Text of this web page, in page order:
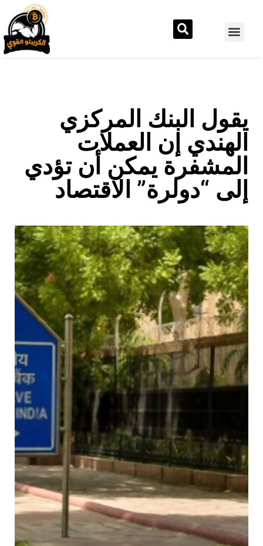
يقول البنك المركزي
الهندي إن العملات
المشفرة يمكن أن تؤدي
إلى “دولرة” الاقتصاد